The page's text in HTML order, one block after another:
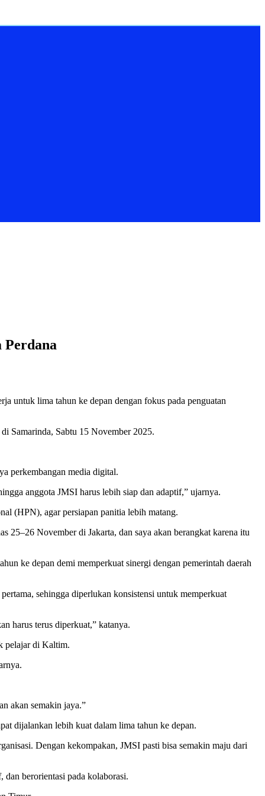
untuk lima tahun ke depan dengan fokus pada penguatan
Samarinda, Sabtu 15 November 2025.
perkembangan media digital.
anggota JMSI harus lebih siap dan adaptif,” ujarnya.
(HPN), agar persiapan panitia lebih matang.
November di Jakarta, dan saya akan berangkat karena itu
ke depan demi memperkuat sinergi dengan pemerintah daerah
sehingga diperlukan konsistensi untuk memperkuat
harus terus diperkuat,” katanya.
pelajar di Kaltim.
akan semakin jaya.”
dijalankan lebih kuat dalam lima tahun ke depan.
Dengan kekompakan, JMSI pasti bisa semakin maju dari
berorientasi pada kolaborasi.